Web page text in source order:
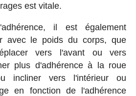
est vitale.
il est également
avec le poids du corps, que
vers l'avant ou vers
plus d'adhérence à la roue
incliner vers l'intérieur ou
en fonction de l'adhérence